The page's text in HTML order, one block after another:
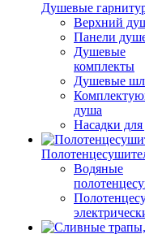
Душевые
Верхний
Панели
Душевые
комплекты
Душевые
душа
Насадки
Водяные